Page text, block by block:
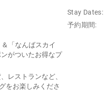
「なんばスカイ
がついたお得なプ
レストランなど、
をお楽しみくださ
Stay Dates:
予約期間: